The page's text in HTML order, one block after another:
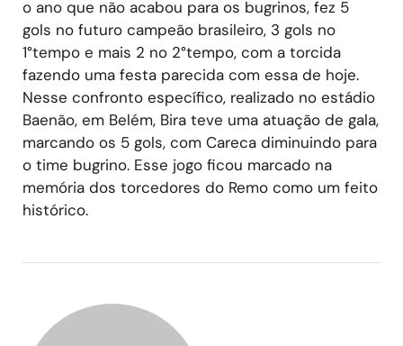
o ano que não acabou para os bugrinos, fez 5
gols no futuro campeão brasileiro, 3 gols no
1°tempo e mais 2 no 2°tempo, com a torcida
fazendo uma festa parecida com essa de hoje.
Nesse confronto específico, realizado no estádio
Baenão, em Belém, Bira teve uma atuação de gala,
marcando os 5 gols, com Careca diminuindo para
o time bugrino. Esse jogo ficou marcado na
memória dos torcedores do Remo como um feito
histórico.